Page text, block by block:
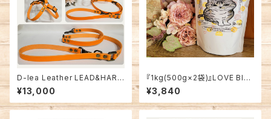
D-lea Leather LEAD&HARN
ESS セット商品！『一枚革』【Tオ
レンジM-No2-1】
¥13,000
『1kg(500g×2袋)』LOVE BIT
E キャット【愛猫用】
¥3,840